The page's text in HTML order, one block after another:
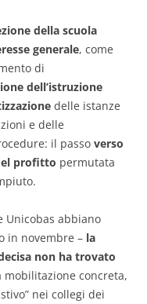
della scuola
generale, come
di
dell’istruzione
delle istanze
e delle
il passo verso
profitto permutata
Unicobas abbiano
in novembre – la
non ha trovato
mobilitazione concreta,
nei collegi dei